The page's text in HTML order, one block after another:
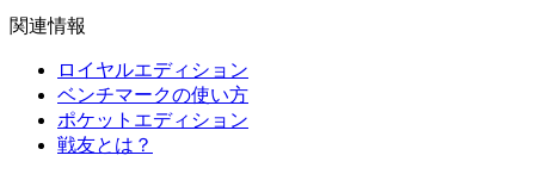
関連情報
ロイヤルエディション
ベンチマークの使い方
ポケットエディション
戦友とは？